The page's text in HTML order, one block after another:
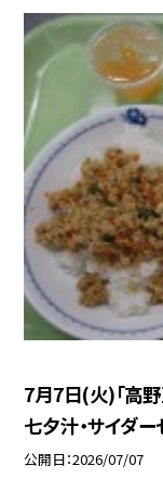
7月7日(火)「高
七夕汁・サイダー
公開日 2026/07/07